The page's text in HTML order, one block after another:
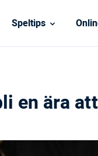
Speltips
en ära